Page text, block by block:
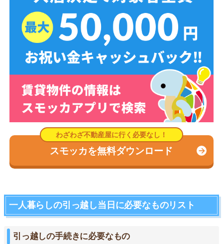
スモッカを無料ダウンロード
一人暮らしの引っ越し当日に必要なものリスト
引っ越しの手続きに必要なもの